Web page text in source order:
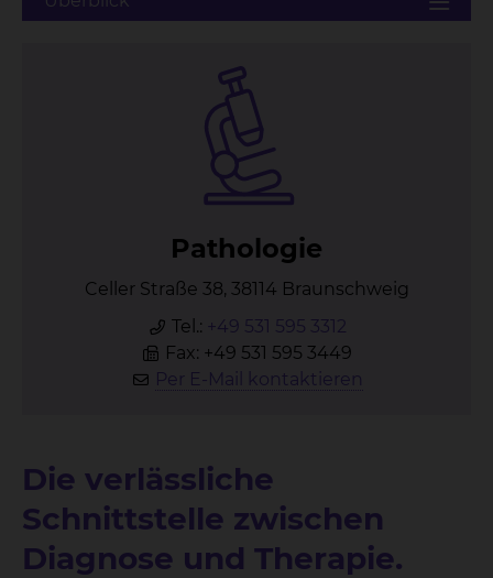
Pa­tho­lo­gie
Celler Straße 38, 38114 Braunschweig
Tel.: +49 531 595 3312
Fax: +49 531 595 3449
Per E-Mail kontaktieren
Die verlässliche
Schnittstelle zwischen
Diagnose und Therapie.